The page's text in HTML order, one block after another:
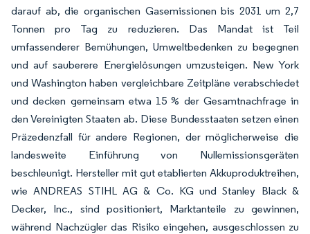
darauf ab, die organischen Gasemissionen bis 2031 um 2,7
Tonnen pro Tag zu reduzieren. Das Mandat ist Teil
umfassenderer Bemühungen, Umweltbedenken zu begegnen
und auf sauberere Energielösungen umzusteigen. New York
und Washington haben vergleichbare Zeitpläne verabschiedet
und decken gemeinsam etwa 15 % der Gesamtnachfrage in
den Vereinigten Staaten ab. Diese Bundesstaaten setzen einen
Präzedenzfall für andere Regionen, der möglicherweise die
landesweite Einführung von Nullemissionsgeräten
beschleunigt. Hersteller mit gut etablierten Akkuproduktreihen,
wie ANDREAS STIHL AG & Co. KG und Stanley Black &
Decker, Inc., sind positioniert, Marktanteile zu gewinnen,
während Nachzügler das Risiko eingehen, ausgeschlossen zu